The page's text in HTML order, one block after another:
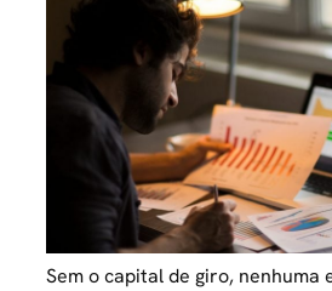
Sem o capital de giro, nenhuma